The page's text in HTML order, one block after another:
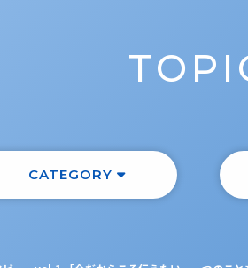
CATEGORY